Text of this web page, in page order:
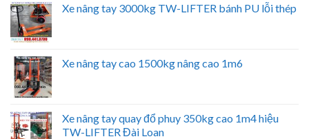
Xe nâng tay 3000kg TW-LIFTER bánh PU lỗi thép
Xe nâng tay cao 1500kg nâng cao 1m6
Xe nâng tay quay đổ phuy 350kg cao 1m4 hiệu
TW-LIFTER Đài Loan